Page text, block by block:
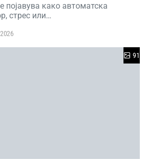
појавува како автоматска
стрес или…
91